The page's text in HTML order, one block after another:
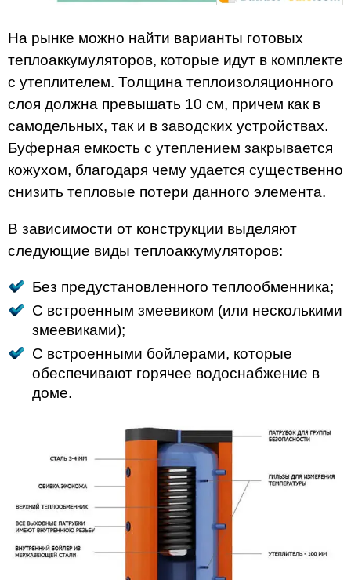
На рынке можно найти варианты готовых
теплоаккумуляторов, которые идут в комплекте
с утеплителем. Толщина теплоизоляционного
слоя должна превышать 10 см, причем как в
самодельных, так и в заводских устройствах.
Буферная емкость с утеплением закрывается
кожухом, благодаря чему удается существенно
снизить тепловые потери данного элемента.
В зависимости от конструкции выделяют
следующие виды теплоаккумуляторов:
Без предустановленного теплообменника;
С встроенным змеевиком (или несколькими
змеевиками);
С встроенными бойлерами, которые
обеспечивают горячее водоснабжение в
доме.